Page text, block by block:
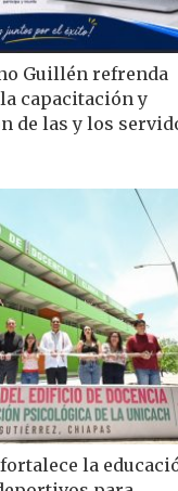
Guillén refrenda
capacitación y
de las y los
la